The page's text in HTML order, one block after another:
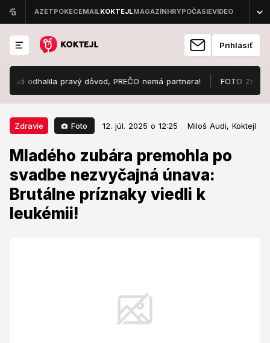
Prihlásiť
pravý dôvod, PREČO nemá partnera! FOTO Známe
Zdravie Foto 12. júl. 2025 o 12:25 Miloš Audi, Koktejl
Mladého zubára premohla po
svadbe nezvyčajná únava:
Brutálne príznaky viedli k
leukémii!
Zdravie 12. júl. 2025 o 12:25
Mladého zubára premohla po
svadbe nezvyčajná únava:
Brutálne príznaky viedli k
leukémii!